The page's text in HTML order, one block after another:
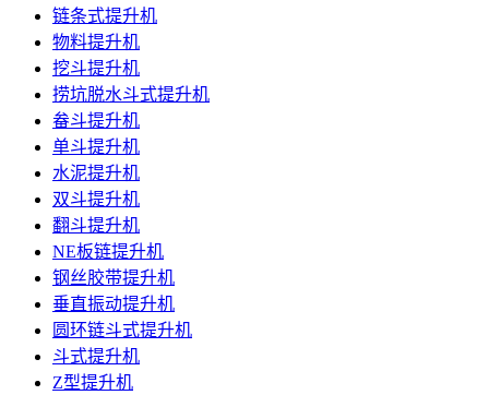
链条式提升机
物料提升机
挖斗提升机
捞坑脱水斗式提升机
畚斗提升机
单斗提升机
水泥提升机
双斗提升机
翻斗提升机
NE板链提升机
钢丝胶带提升机
垂直振动提升机
圆环链斗式提升机
斗式提升机
Z型提升机